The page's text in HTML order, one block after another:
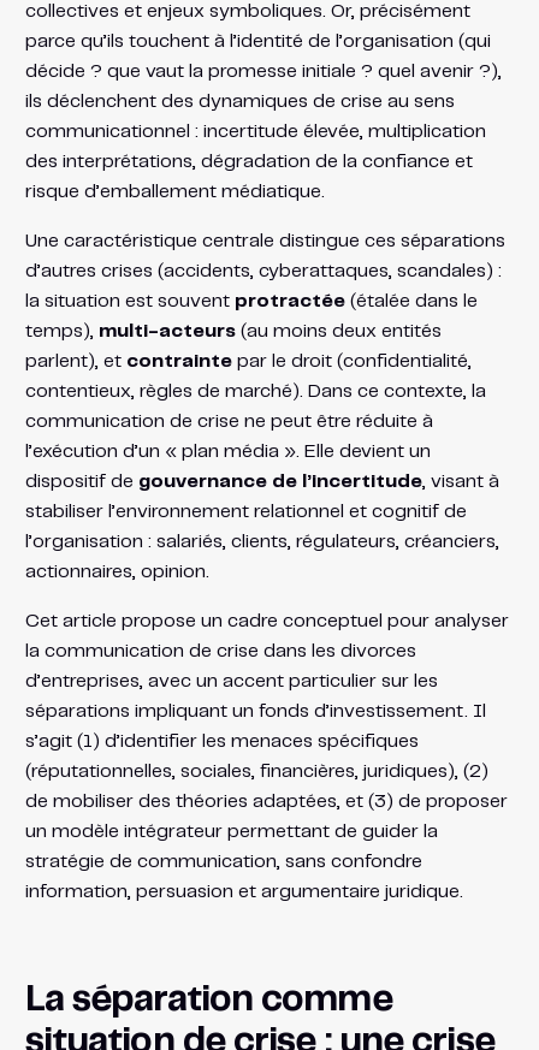
collectives et enjeux symboliques. Or, précisément
parce qu’ils touchent à l’identité de l’organisation (qui
décide ? que vaut la promesse initiale ? quel avenir ?),
ils déclenchent des dynamiques de crise au sens
communicationnel : incertitude élevée, multiplication
des interprétations, dégradation de la confiance et
risque d’emballement médiatique.
Une caractéristique centrale distingue ces séparations
d’autres crises (accidents, cyberattaques, scandales) :
la situation est souvent protractée(étalée dans le
temps), multi-acteurs(au moins deux entités
parlent), et contraintepar le droit (confidentialité,
contentieux, règles de marché). Dans ce contexte, la
communication de crise ne peut être réduite à
l’exécution d’un « plan média ». Elle devient un
dispositif de gouvernance de l’incertitude, visant à
stabiliser l’environnement relationnel et cognitif de
l’organisation : salariés, clients, régulateurs, créanciers,
actionnaires, opinion.
Cet article propose un cadre conceptuel pour analyser
la communication de crise dans les divorces
d’entreprises, avec un accent particulier sur les
séparations impliquant un fonds d’investissement. Il
s’agit (1) d’identifier les menaces spécifiques
(réputationnelles, sociales, financières, juridiques), (2)
de mobiliser des théories adaptées, et (3) de proposer
un modèle intégrateur permettant de guider la
stratégie de communication, sans confondre
information, persuasion et argumentaire juridique.
La séparation comme
situation de crise : une crise